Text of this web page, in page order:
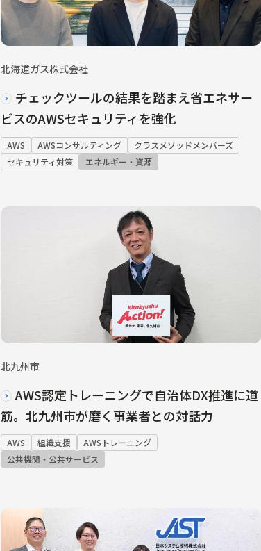
北海道ガス株式会社
チェックツールの結果を踏まえ省エネサー
ビスのAWSセキュリティを強化
AWS AWSコンサルティング
クラスメソッドメンバーズ
セキュリティ対策
エネルギー・資源
北九州市
AWS認定トレーニングで自治体DX推進に道
筋。北九州市が磨く事業者との対話力
AWS 組織支援
AWSトレーニング
公共機関・公共サービス